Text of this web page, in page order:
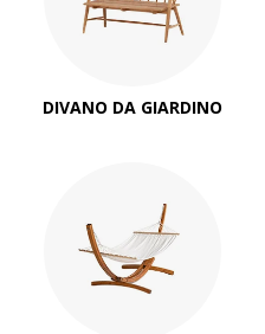
DIVANO DA GIARDINO